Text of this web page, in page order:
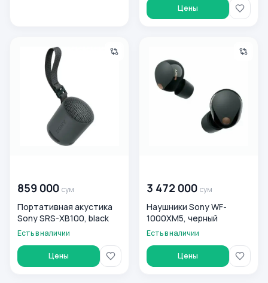
Цены
Портативная акустика Sony SRS-XB100, black
859 000 сум
Портативная акустика
Sony SRS-XB100, black
Есть в наличии
Цены
3 472 000 сум
Наушники Sony WF-
1000XM5, черный
Есть в наличии
Цены